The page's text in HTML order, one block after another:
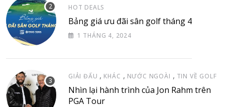
HOT DEALS
Bảng giá ưu đãi sân golf tháng 4
1 THÁNG 4, 2024
GIẢI ĐẤU , KHÁC , NƯỚC NGOÀI , TIN VỀ GOLF
Nhìn lại hành trình của Jon Rahm trên
PGA Tour